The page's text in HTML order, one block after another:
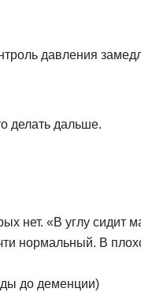
давления
делать дальше.
нет. «В углу сидит
нормальный. В
до деменции)